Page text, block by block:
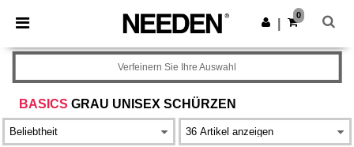
× Needen App
Bessere Preise in der App!
App holen
0
BASICS GRAU UNISEX SCHÜRZEN
Verfeinern Sie Ihre Auswahl